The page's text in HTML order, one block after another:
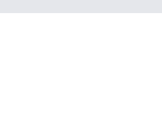
Des imprimantes